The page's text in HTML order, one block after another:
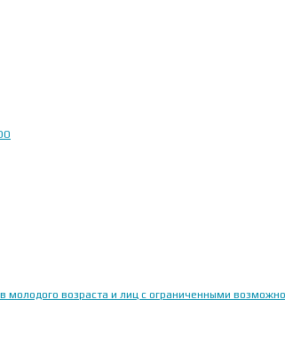
возраста и лиц с ограниченными